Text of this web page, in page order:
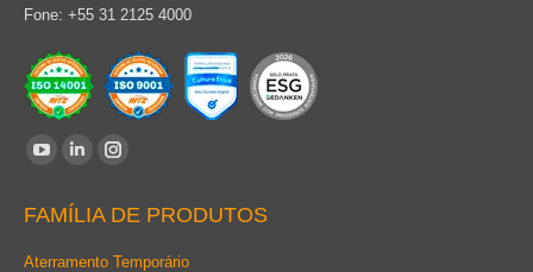
Fone: +55 31 2125 4000
Encontre-nos em:
opens
in
Linkedin
opens
in
Instagram
opens
in
FAMÍLIA DE PRODUTOS
Aterramento Temporário